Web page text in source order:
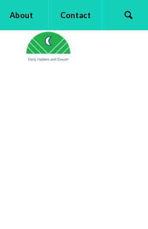
About Contact